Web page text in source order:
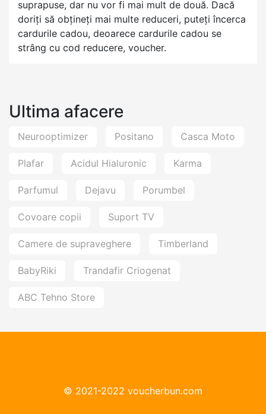
suprapuse, dar nu vor fi mai mult de două. Dacă
doriți să obțineți mai multe reduceri, puteți încerca
cardurile cadou, deoarece cardurile cadou se
strâng cu cod reducere, voucher.
Ultima afacere
Neurooptimizer Positano Casca Moto
Plafar Acidul Hialuronic Karma
Parfumul Dejavu Porumbel
Covoare copii Suport TV
Camere de supraveghere Timberland
BabyRiki Trandafir Criogenat
ABC Tehno Store
© 2021-2022 voucherbun.com